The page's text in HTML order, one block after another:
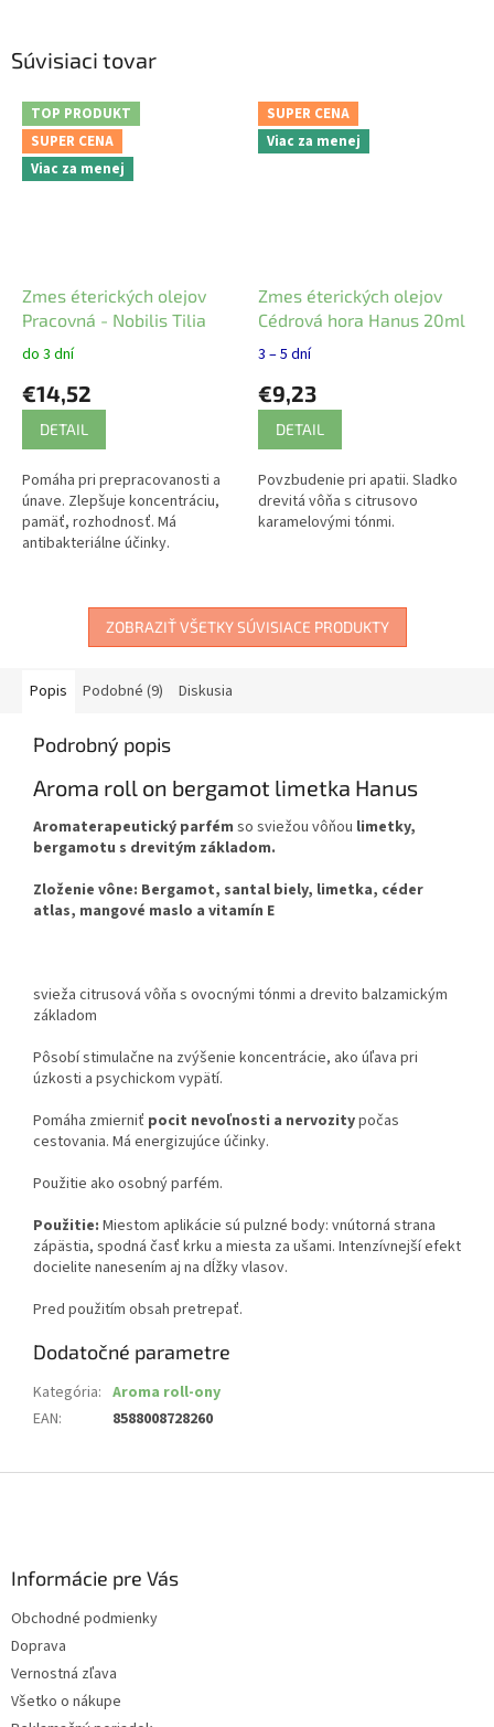
Súvisiaci tovar
TOP PRODUKT
SUPER CENA
Viac za menej
Zmes éterických olejov
Pracovná - Nobilis Tilia
do 3 dní
€14,52
DETAIL
Pomáha pri prepracovanosti a
únave. Zlepšuje koncentráciu,
pamäť, rozhodnosť. Má
antibakteriálne účinky.
SUPER CENA
Viac za menej
Zmes éterických olejov
Cédrová hora Hanus 20ml
3 – 5 dní
€9,23
DETAIL
Povzbudenie pri apatii. Sladko
drevitá vôňa s citrusovo
karamelovými tónmi.
ZOBRAZIŤ VŠETKY SÚVISIACE PRODUKTY
Popis Podobné (9) Diskusia
Podrobný popis
Aroma roll on bergamot limetka Hanus
Aromaterapeutický parfém so sviežou vôňou limetky,
bergamotu s drevitým základom.
Zloženie vône: Bergamot, santal biely, limetka, céder
atlas, mangové maslo a vitamín E
svieža citrusová vôňa s ovocnými tónmi a drevito balzamickým
základom
Pôsobí stimulačne na zvýšenie koncentrácie, ako úľava pri
úzkosti a psychickom vypätí.
Pomáha zmierniť pocit nevoľnosti a nervozitypočas
cestovania. Má energizujúce účinky.
Použitie ako osobný parfém.
Použitie: Miestom aplikácie sú pulzné body: vnútorná strana
zápästia, spodná časť krku a miesta za ušami. Intenzívnejší efekt
docielite nanesením aj na dĺžky vlasov.
Pred použitím obsah pretrepať.
Dodatočné parametre
Kategória: Aroma roll-ony
EAN: 8588008728260
Informácie pre Vás
Obchodné podmienky
Doprava
Vernostná zľava
Všetko o nákupe